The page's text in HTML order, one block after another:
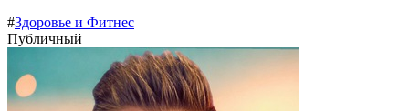
#Здоровье и Фитнес
Публичный